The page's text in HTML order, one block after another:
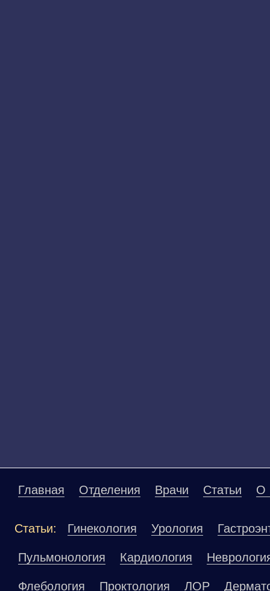
Главная Отделения Врачи Статьи О
Статьи: Гинекология Урология
Пульмонология Кардиология
Флебология Проктология ЛОР